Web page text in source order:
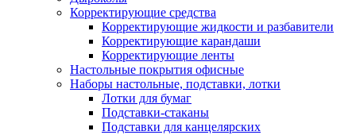
Корректирующие средства
Корректирующие жидкости и разбавители
Корректирующие карандаши
Корректирующие ленты
Настольные покрытия офисные
Наборы настольные, подставки, лотки
Лотки для бумаг
Подставки-стаканы
Подставки для канцелярских